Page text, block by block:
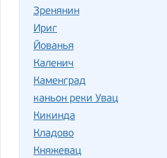
Зренянин
Ириг
Йованья
Каленич
Каменград
каньон реки Увац
Кикинда
Кладово
Княжевац